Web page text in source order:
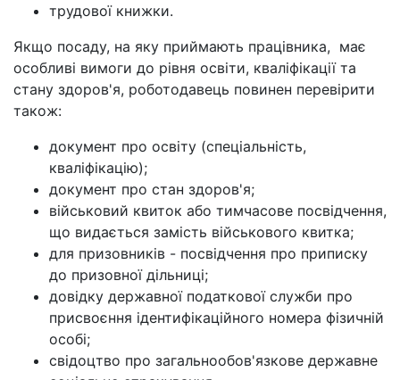
трудової книжки.
Якщо посаду, на яку приймають працівника, має
особливі вимоги до рівня освіти, кваліфікації та
стану здоров'я, роботодавець повинен перевірити
також:
документ про освіту (спеціальність,
кваліфікацію);
документ про стан здоров'я;
військовий квиток або тимчасове посвідчення,
що видається замість військового квитка;
для призовників - посвідчення про приписку
до призовної дільниці;
довідку державної податкової служби про
присвоєння ідентифікаційного номера фізичній
особі;
свідоцтво про загальнообов'язкове державне